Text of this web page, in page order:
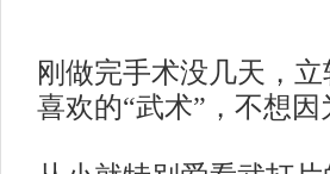
刚做完手术没几天，
喜欢的“武术”，不想